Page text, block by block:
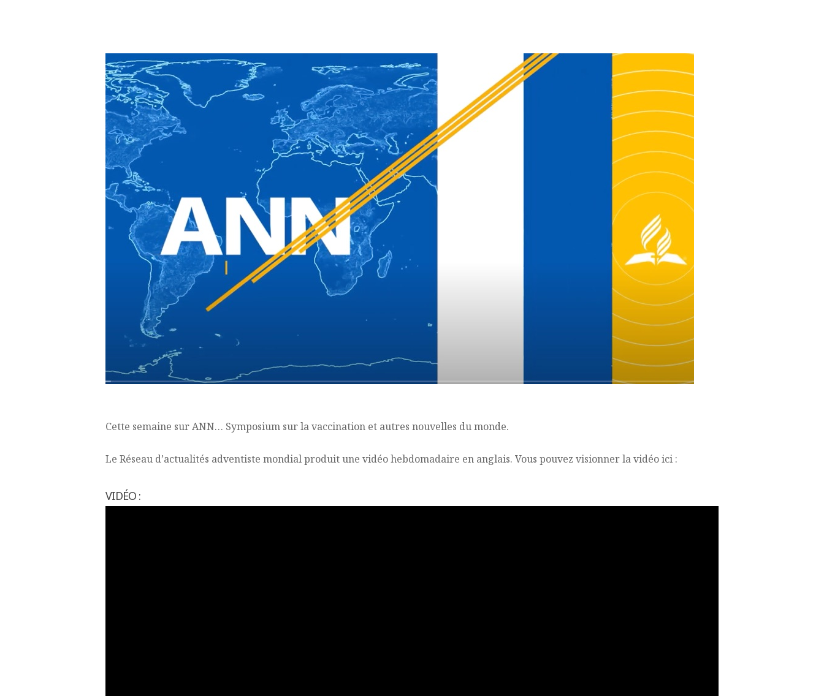
Cette semaine sur ANN… Symposium sur la vaccination et autres nouvelles du monde.
Le Réseau d’actualités adventiste mondial produit une vidéo hebdomadaire en anglais. Vous pouvez visionner la vidéo ici :
VIDÉO :